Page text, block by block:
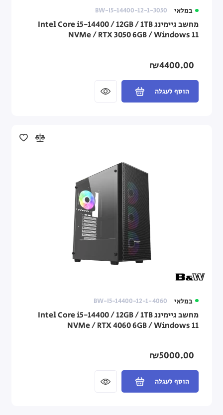
במלאי BW-I5-14400-12-1-3050
מחשב גיימינג Intel Core i5-14400 / 12GB / 1TB
NVMe / RTX 3050 6GB / Windows 11
₪4400.00
הוסף לעגלה
במלאי BW-I5-14400-12-1-4060
מחשב גיימינג Intel Core i5-14400 / 12GB / 1TB
NVMe / RTX 4060 6GB / Windows 11
₪5000.00
הוסף לעגלה